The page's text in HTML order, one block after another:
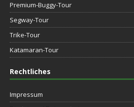
Premium-Buggy-Tour
Segway-Tour
Trike-Tour
Katamaran-Tour
Rechtliches
Impressum